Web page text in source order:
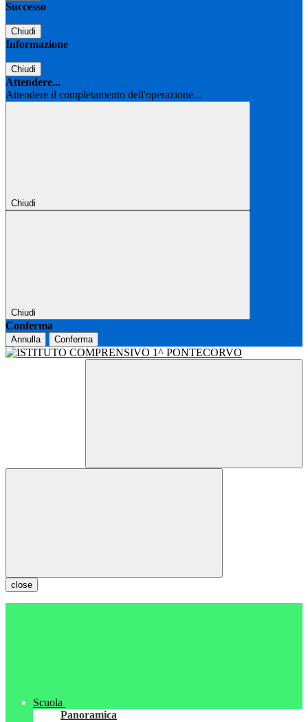
Successo
Chiudi
Informazione
Chiudi
Attendere...
Attendere il completamento dell'operazione...
Chiudi
Chiudi
Conferma
Annulla Conferma
close
Scuola
Panoramica